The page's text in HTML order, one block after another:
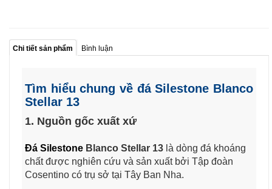
Chi tiết sản phẩm Bình luận
Tìm hiểu chung về đá Silestone Blanco
Stellar 13
1. Nguồn gốc xuất xứ
Đá Silestone Blanco Stellar 13 là dòng đá khoáng
chất được nghiên cứu và sản xuất bởi Tập đoàn
Cosentino có trụ sở tại Tây Ban Nha.